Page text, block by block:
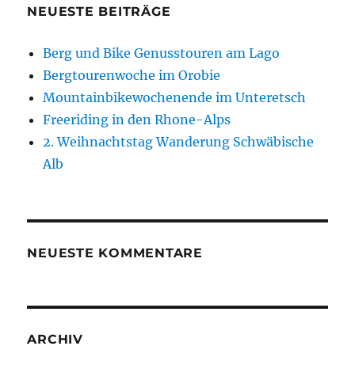
NEUESTE BEITRÄGE
Berg und Bike Genusstouren am Lago
Bergtourenwoche im Orobie
Mountainbikewochenende im Unteretsch
Freeriding in den Rhone-Alps
2. Weihnachtstag Wanderung Schwäbische
Alb
NEUESTE KOMMENTARE
ARCHIV